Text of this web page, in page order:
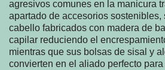
agresivos comunes en la manicura
apartado de accesorios sostenibles,
cabello fabricados con madera de
capilar reduciendo el
mientras que sus bolsas de sisal y
convierten en el aliado perfecto